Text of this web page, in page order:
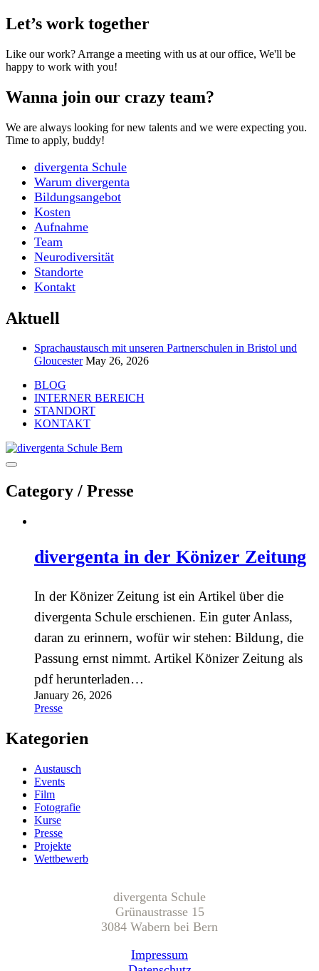
Let’s work together
Like our work? Arrange a meeting with us at our office, We'll be
happy to work with you!
Wanna join our crazy team?
We are always looking for new talents and we were expecting you.
Time to apply, buddy!
divergenta Schule
Warum divergenta
Bildungsangebot
Kosten
Aufnahme
Team
Neurodiversität
Standorte
Kontakt
Aktuell
Sprachaustausch mit unseren Partnerschulen in Bristol und
Gloucester May 26, 2026
BLOG
INTERNER BEREICH
STANDORT
KONTAKT
Category / Presse
divergenta in der Könizer Zeitung
In der Könizer Zeitung ist ein Artikel über die
divergenta Schule erschienen. Ein guter Anlass,
daran zu erinnern, wofür wir stehen: Bildung, die
Passung ernst nimmt. Artikel Könizer Zeitung als
pdf herunterladen…
January 26, 2026
Presse
Kategorien
Austausch
Events
Film
Fotografie
Kurse
Presse
Projekte
Wettbewerb
divergenta Schule
Grünaustrasse 15
3084 Wabern bei Bern
Impressum